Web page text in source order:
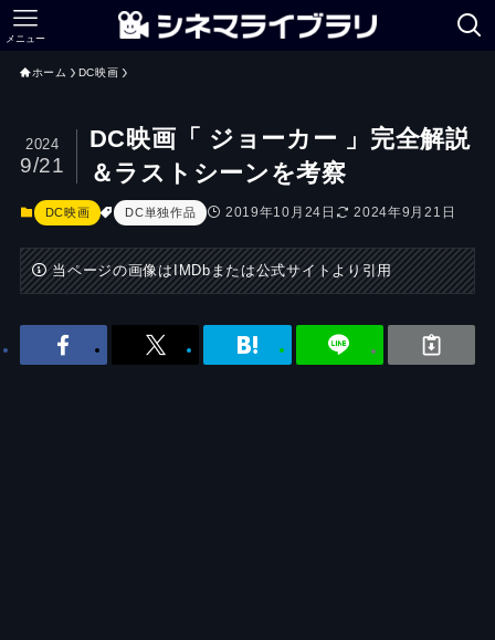
メニュー
ホーム DC映画
DC映画「 ジョーカー 」完全解説
＆ラストシーンを考察
2024
9/21
DC映画 DC単独作品 2019年10月24日 2024年9月21日
当ページの画像はIMDbまたは公式サイトより引用